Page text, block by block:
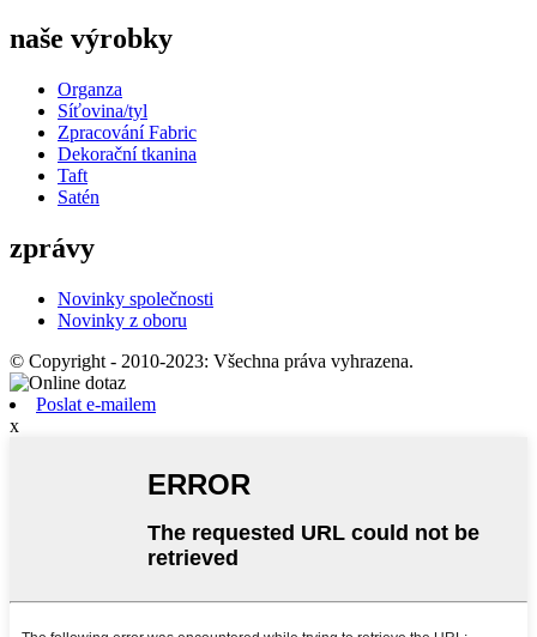
naše výrobky
Organza
Síťovina/tyl
Zpracování Fabric
Dekorační tkanina
Taft
Satén
zprávy
Novinky společnosti
Novinky z oboru
© Copyright - 2010-2023: Všechna práva vyhrazena.
Poslat e-mailem
x